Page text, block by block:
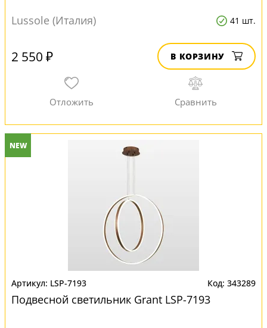
Lussole (Италия) 41 шт.
2 550 ₽ В КОРЗИНУ
NEW
LSP-7193 343289
Подвесной светильник Grant LSP-7193